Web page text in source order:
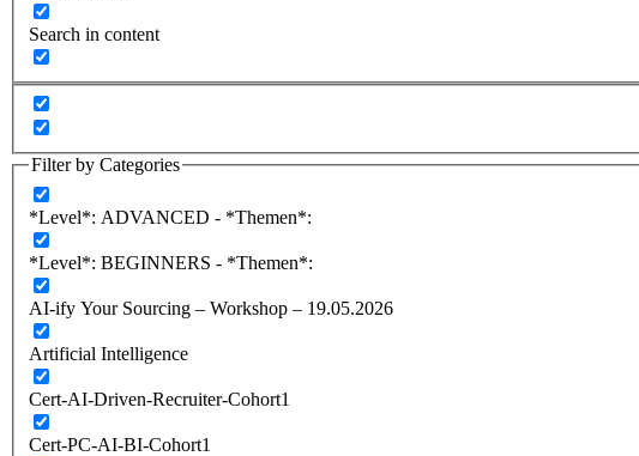
Search in content
Filter by Categories
*Level*: ADVANCED - *Themen*:
*Level*: BEGINNERS - *Themen*:
AI-ify Your Sourcing – Workshop – 19.05.2026
Artificial Intelligence
Cert-AI-Driven-Recruiter-Cohort1
Cert-PC-AI-BI-Cohort1